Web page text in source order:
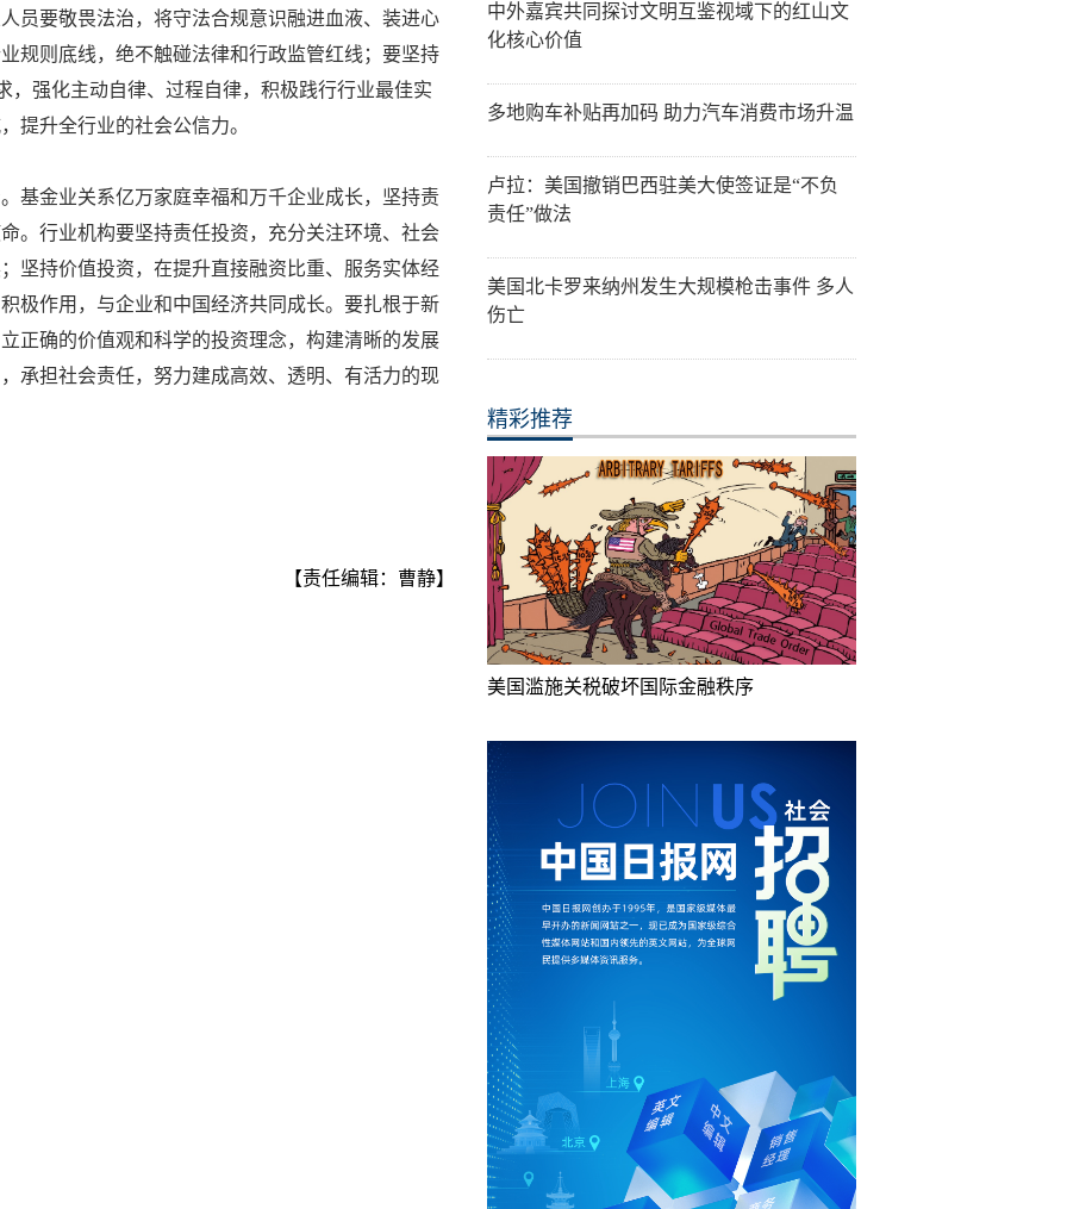
员要敬畏法治，将守法合规意识融进血液、装进心
规则底线，绝不触碰法律和行政监管红线；要坚持
，强化主动自律、过程自律，积极践行行业最佳实
提升全行业的社会公信力。
基金业关系亿万家庭幸福和万千企业成长，坚持责
。行业机构要坚持责任投资，充分关注环境、社会
坚持价值投资，在提升直接融资比重、服务实体经
极作用，与企业和中国经济共同成长。要扎根于新
正确的价值观和科学的投资理念，构建清晰的发展
承担社会责任，努力建成高效、透明、有活力的现
【责任编辑：曹静】
中外嘉宾共同探讨文明互鉴视域下的红山文
化核心价值
多地购车补贴再加码 助力汽车消费市场升温
卢拉：美国撤销巴西驻美大使签证是“不负
责任”做法
美国北卡罗来纳州发生大规模枪击事件 多人
伤亡
精彩推荐
美国滥施关税破坏国际金融秩序